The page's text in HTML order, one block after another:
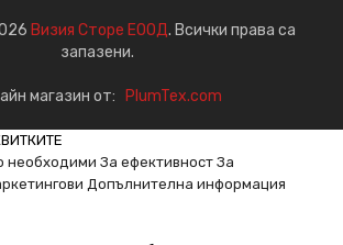
Визия Сторе ЕООД. Всички права са
запазени.
магазин от: PlumTex.com
необходими За ефективност За
Допълнителна информация